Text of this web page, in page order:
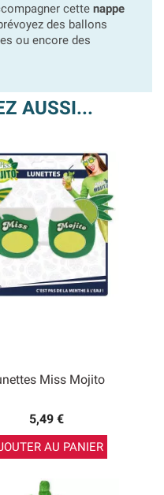
cette nappe
des ballons
ou encore des
AUSSI...
Miss Mojito
5,49 €
AU PANIER